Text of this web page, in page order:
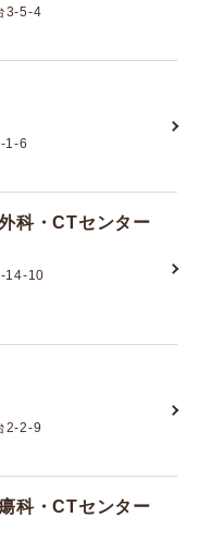
3-5-4
1-6
科・CTセンター
14-10
2-2-9
科・CTセンター